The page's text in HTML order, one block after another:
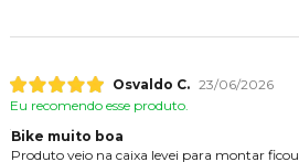
Osvaldo C. 23/06/2026
Eu recomendo esse produto.
Bike muito boa
Produto veio na caixa levei para montar ficou